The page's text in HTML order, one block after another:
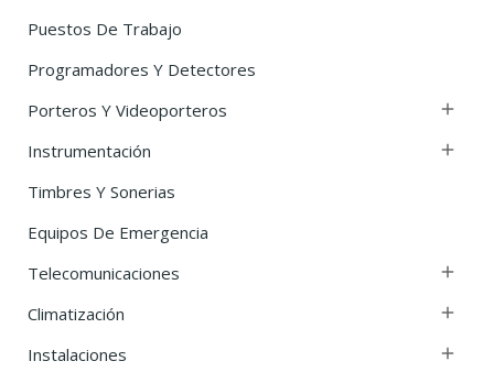
Puestos De Trabajo
Programadores Y Detectores
Porteros Y Videoporteros

Instrumentación 
Timbres Y Sonerias
Equipos De Emergencia
Telecomunicaciones

Climatización 
Instalaciones 